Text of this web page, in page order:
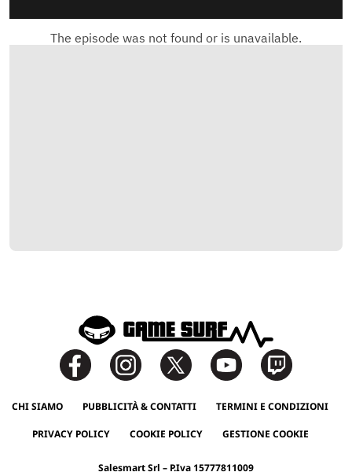
CHI SIAMO PUBBLICITÀ & CONTATTI TERMINI E CONDIZIONI
PRIVACY POLICY COOKIE POLICY GESTIONE COOKIE
Salesmart Srl – P.Iva 15777811009